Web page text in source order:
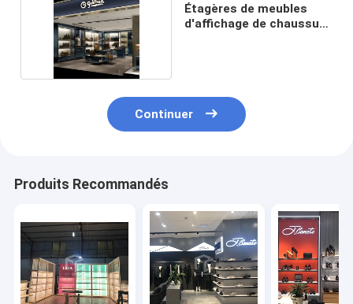
Étagères de meubles
d'affichage de chaussure
Continuer
Produits Recommandés